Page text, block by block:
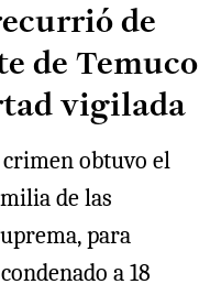
de
de Temuco
vigilada
obtuvo el
de las
para
a 18